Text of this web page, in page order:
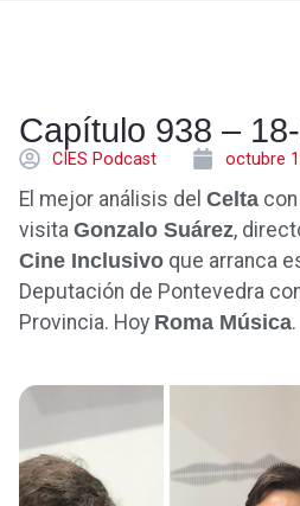
Capítulo 938 –
CÍES Podcast octubre
El mejor análisis del Celta con
visita Gonzalo Suárez,
Cine Inclusivo que arranca
Deputación de Pontevedra
Provincia. Hoy Roma Música.